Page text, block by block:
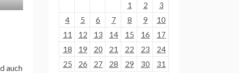
auch
1
2
3
4
5 6 7 8 9
10
11
12 13 14 15 16
17
18
19 20 21 22 23
24
25
26 27 28 29 30
31